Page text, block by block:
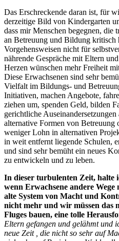
Das Erschreckende daran ist, für
derzeitige Bild von Kindergarten
dass mir Menschen begegnen, die
an Betreuung und Bildung kritisch
Vorgehensweisen nicht für
nährende Gespräche mit Eltern
Herzen wünschen mehr Freiheit
Diese Erwachsenen sind sehr
Vielfalt im Bildungs- und
Initiativen, machen Angebote,
ziehen um, spenden Geld, bilden
gerichtliche
alternative Formen von Betreuung
weniger Lohn in alternativen
in weit entfernt liegende Schulen,
und sind sehr bemüht ein neues
zu entwickeln und zu leben.
In dieser turbulenten Zeit, halte
wenn Erwachsene andere
alte System von Macht und
nicht mehr und wir müssen das
Fluges bauen, eine tolle
Eltern gefangen und gelähmt und
neue Zeit , die nicht so sehr auf